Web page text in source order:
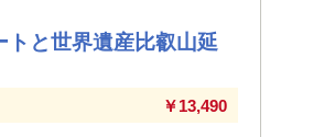
トと世界遺産比叡山延
￥13,490